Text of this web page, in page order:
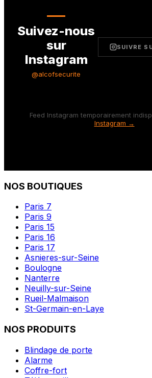
Suivez-nous
sur
Instagram
@alcofsecurite
SUIVRE
Feed Instagram temporairement
Instagram →
NOS BOUTIQUES
Paris 7
Paris 9
Paris 15
Paris 16
Paris 17
Asnieres-sur-Seine
Boulogne
Nanterre
Neuilly-sur-Seine
Rueil-Malmaison
St-Germain-en-Laye
NOS PRODUITS
Blindage de porte
Alarme
Coffre-fort